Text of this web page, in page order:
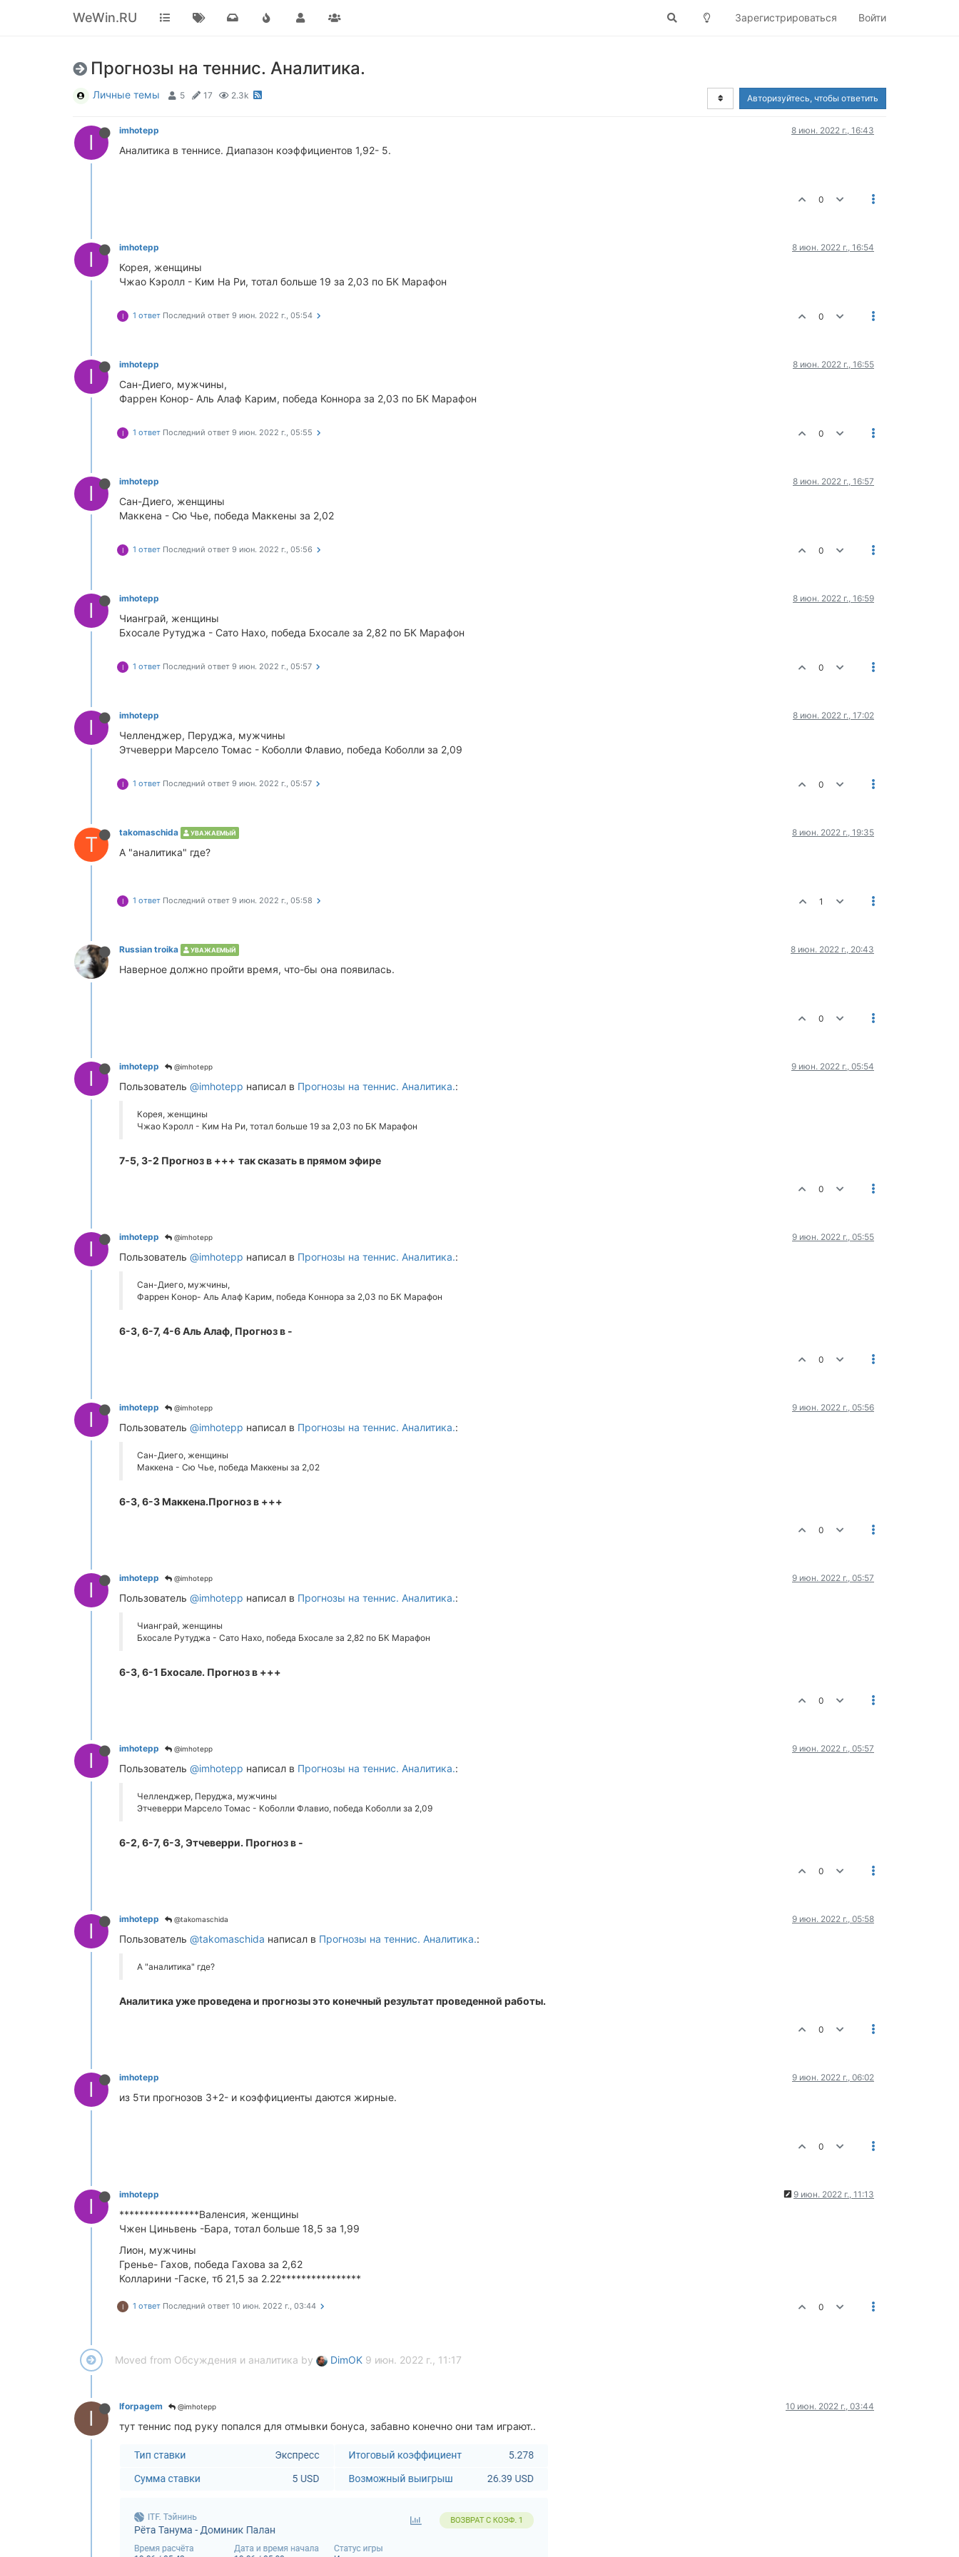
WeWin.RU Зарегистрироваться Войти
Прогнозы на теннис. Аналитика.
Личные темы 5 17 2.3k Авторизуйтесь, чтобы ответить
I imhotepp 8 июн. 2022 г., 16:43
Аналитика в теннисе. Диапазон коэффициентов 1,92- 5.
0
I imhotepp 8 июн. 2022 г., 16:54
Корея, женщины
Чжао Кэролл - Ким На Ри, тотал больше 19 за 2,03 по БК Марафон
I 1 ответ Последний ответ 9 июн. 2022 г., 05:54 0
I imhotepp 8 июн. 2022 г., 16:55
Сан-Диего, мужчины,
Фаррен Конор- Аль Алаф Карим, победа Коннора за 2,03 по БК Марафон
I 1 ответ Последний ответ 9 июн. 2022 г., 05:55 0
I imhotepp 8 июн. 2022 г., 16:57
Сан-Диего, женщины
Маккена - Сю Чье, победа Маккены за 2,02
I 1 ответ Последний ответ 9 июн. 2022 г., 05:56 0
I imhotepp 8 июн. 2022 г., 16:59
Чианграй, женщины
Бхосале Рутуджа - Сато Нахо, победа Бхосале за 2,82 по БК Марафон
I 1 ответ Последний ответ 9 июн. 2022 г., 05:57 0
I imhotepp 8 июн. 2022 г., 17:02
Челленджер, Перуджа, мужчины
Этчеверри Марсело Томас - Коболли Флавио, победа Коболли за 2,09
I 1 ответ Последний ответ 9 июн. 2022 г., 05:57 0
T takomaschida УВАЖАЕМЫЙ 8 июн. 2022 г., 19:35
А "аналитика" где?
I 1 ответ Последний ответ 9 июн. 2022 г., 05:58 1
Russian troika УВАЖАЕМЫЙ 8 июн. 2022 г., 20:43
Наверное должно пройти время, что-бы она появилась.
0
I imhotepp @imhotepp 9 июн. 2022 г., 05:54
Пользователь @imhotepp написал в Прогнозы на теннис. Аналитика.:
Корея, женщины
Чжао Кэролл - Ким На Ри, тотал больше 19 за 2,03 по БК Марафон
7-5, 3-2 Прогноз в +++ так сказать в прямом эфире
0
I imhotepp @imhotepp 9 июн. 2022 г., 05:55
Пользователь @imhotepp написал в Прогнозы на теннис. Аналитика.:
Сан-Диего, мужчины,
Фаррен Конор- Аль Алаф Карим, победа Коннора за 2,03 по БК Марафон
6-3, 6-7, 4-6 Аль Алаф, Прогноз в -
0
I imhotepp @imhotepp 9 июн. 2022 г., 05:56
Пользователь @imhotepp написал в Прогнозы на теннис. Аналитика.:
Сан-Диего, женщины
Маккена - Сю Чье, победа Маккены за 2,02
6-3, 6-3 Маккена.Прогноз в +++
0
I imhotepp @imhotepp 9 июн. 2022 г., 05:57
Пользователь @imhotepp написал в Прогнозы на теннис. Аналитика.:
Чианграй, женщины
Бхосале Рутуджа - Сато Нахо, победа Бхосале за 2,82 по БК Марафон
6-3, 6-1 Бхосале. Прогноз в +++
0
I imhotepp @imhotepp 9 июн. 2022 г., 05:57
Пользователь @imhotepp написал в Прогнозы на теннис. Аналитика.:
Челленджер, Перуджа, мужчины
Этчеверри Марсело Томас - Коболли Флавио, победа Коболли за 2,09
6-2, 6-7, 6-3, Этчеверри. Прогноз в -
0
I imhotepp @takomaschida 9 июн. 2022 г., 05:58
Пользователь @takomaschida написал в Прогнозы на теннис. Аналитика.:
А "аналитика" где?
Аналитика уже проведена и прогнозы это конечный результат проведенной работы.
0
I imhotepp 9 июн. 2022 г., 06:02
из 5ти прогнозов 3+2- и коэффициенты даются жирные.
0
I imhotepp 9 июн. 2022 г., 11:13
****************Валенсия, женщины
Чжен Циньвень -Бара, тотал больше 18,5 за 1,99
Лион, мужчины
Гренье- Гахов, победа Гахова за 2,62
Колларини -Гаске, тб 21,5 за 2.22****************
I 1 ответ Последний ответ 10 июн. 2022 г., 03:44 0
Moved from Обсуждения и аналитика by DimOK 9 июн. 2022 г., 11:17
I Iforpagem @imhotepp 10 июн. 2022 г., 03:44
тут теннис под руку попался для отмывки бонуса, забавно конечно они там играют..